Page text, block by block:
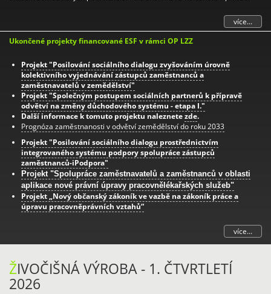
více...
Ukončené projekty financované ESF v rámci OP LZZ
Projekt "Posilování sociálního dialogu zvyšováním úrovně
kolektivního vyjednávání zástupců zaměstnanců a
zaměstnavatelů v zemědělství"
Projekt "Společným postupem sociálních partnerů k přípravě
odvětví na změny důchodového systému - etapa I."
Další informace k tomuto projektu naleznetezde.
Prognóza zaměstnanosti v odvětví zemědělství do roku 2033
Projekt "Posilování sociálního dialogu prostřednictvím
integrovaného systému podpory spolupráce zástupců
zaměstnanců-iPodpora"
Projekt "Spolupráce zaměstnavatelů a zaměstnanců v oblasti
aplikace nové právní úpravy pracovnělékařských služeb"
Projekt „Nový občanský zákoník ve vazbě na zákoník práce a
úpravu pracovněprávních vztahů“
více...
ŽIVOČIŠNÁ VÝROBA - 1. ČTVRTLETÍ
2026